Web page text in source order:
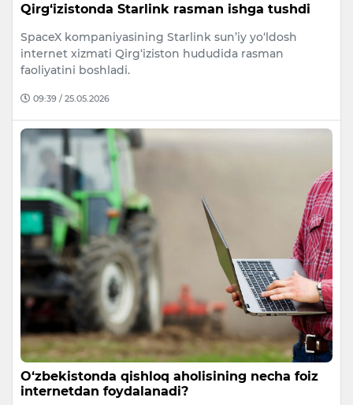
Qirg‘izistonda Starlink rasman ishga tushdi
SpaceX kompaniyasining Starlink sun’iy yo‘ldosh
internet xizmati Qirg‘iziston hududida rasman
faoliyatini boshladi.
09:39 / 25.05.2026
O‘zbekistonda qishloq aholisining necha foiz
internetdan foydalanadi?